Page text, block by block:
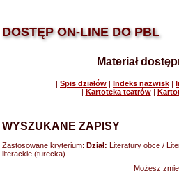
DOSTĘP ON-LINE DO PBL
Materiał
| Spis działów | Indeks nazwisk |
| Kartoteka teatrów|
WYSZUKANE ZAPISY
Zastosowane kryterium: Dział: Literatury obce /
literackie (turecka)
Możesz